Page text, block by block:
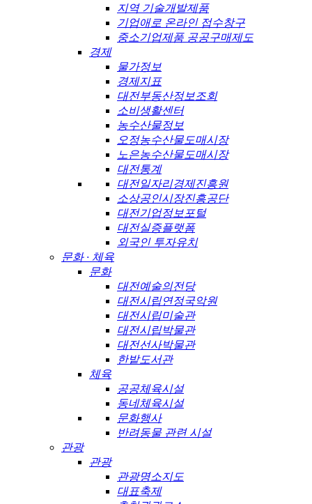
지역 기술개발제품
기업애로 온라인 접수창구
중소기업제품 공공구매제도
경제
물가정보
경제지표
대전부동산정보조회
소비생활센터
농수산물정보
오정농수산물도매시장
노은농수산물도매시장
대전통계
대전일자리경제진흥원
소상공인시장진흥공단
대전기업정보포털
대전실증플랫폼
외국인 투자유치
문화 · 체육
문화
대전예술의전당
대전시립연정국악원
대전시립미술관
대전시립박물관
대전선사박물관
한밭도서관
체육
공공체육시설
동네체육시설
문화행사
반려동물 관련 시설
관광
관광
관광명소지도
대표축제